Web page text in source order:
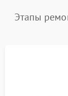
Этапы